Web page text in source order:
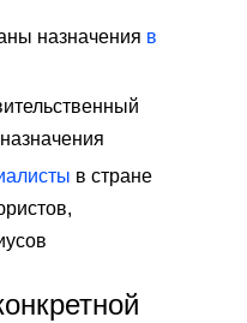
назначения в
в стране